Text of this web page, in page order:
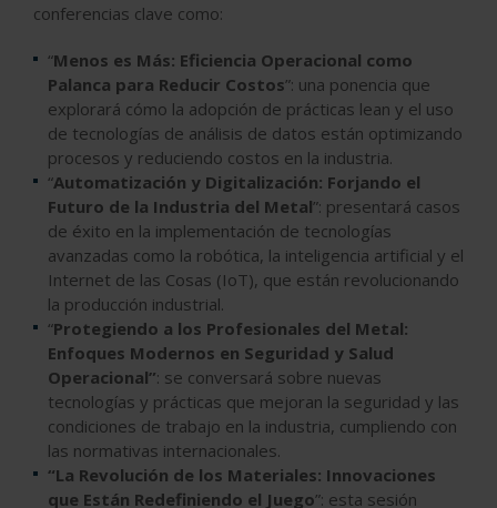
conferencias clave como:
“Menos es Más: Eficiencia Operacional como
Palanca para Reducir Costos”: una ponencia que
explorará cómo la adopción de prácticas lean y el uso
de tecnologías de análisis de datos están optimizando
procesos y reduciendo costos en la industria.
“Automatización y Digitalización: Forjando el
Futuro de la Industria del Metal”: presentará casos
de éxito en la implementación de tecnologías
avanzadas como la robótica, la inteligencia artificial y el
Internet de las Cosas (IoT), que están revolucionando
la producción industrial.
“Protegiendo a los Profesionales del Metal:
Enfoques Modernos en Seguridad y Salud
Operacional”: se conversará sobre nuevas
tecnologías y prácticas que mejoran la seguridad y las
condiciones de trabajo en la industria, cumpliendo con
las normativas internacionales.
“La Revolución de los Materiales: Innovaciones
que Están Redefiniendo el Juego”: esta sesión